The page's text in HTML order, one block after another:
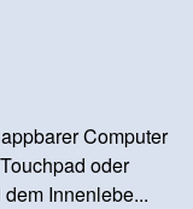
Computer
oder
Innenlebe...